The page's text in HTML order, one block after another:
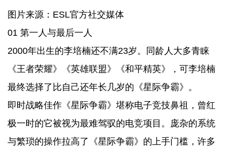
图片来源：ESL官方社交媒体
01 第一人与最后一人
2000年出生的李培楠还不满23岁。同龄人大多青睐
《王者荣耀》《英雄联盟》《和平精英》，可李培楠
最终选择了比自己还年长几岁的《星际争霸》。
即时战略佳作《星际争霸》堪称电子竞技鼻祖，曾红
极一时的它被视为最难驾驭的电竞项目。庞杂的系统
与繁琐的操作拉高了《星际争霸》的上手门槛，许多